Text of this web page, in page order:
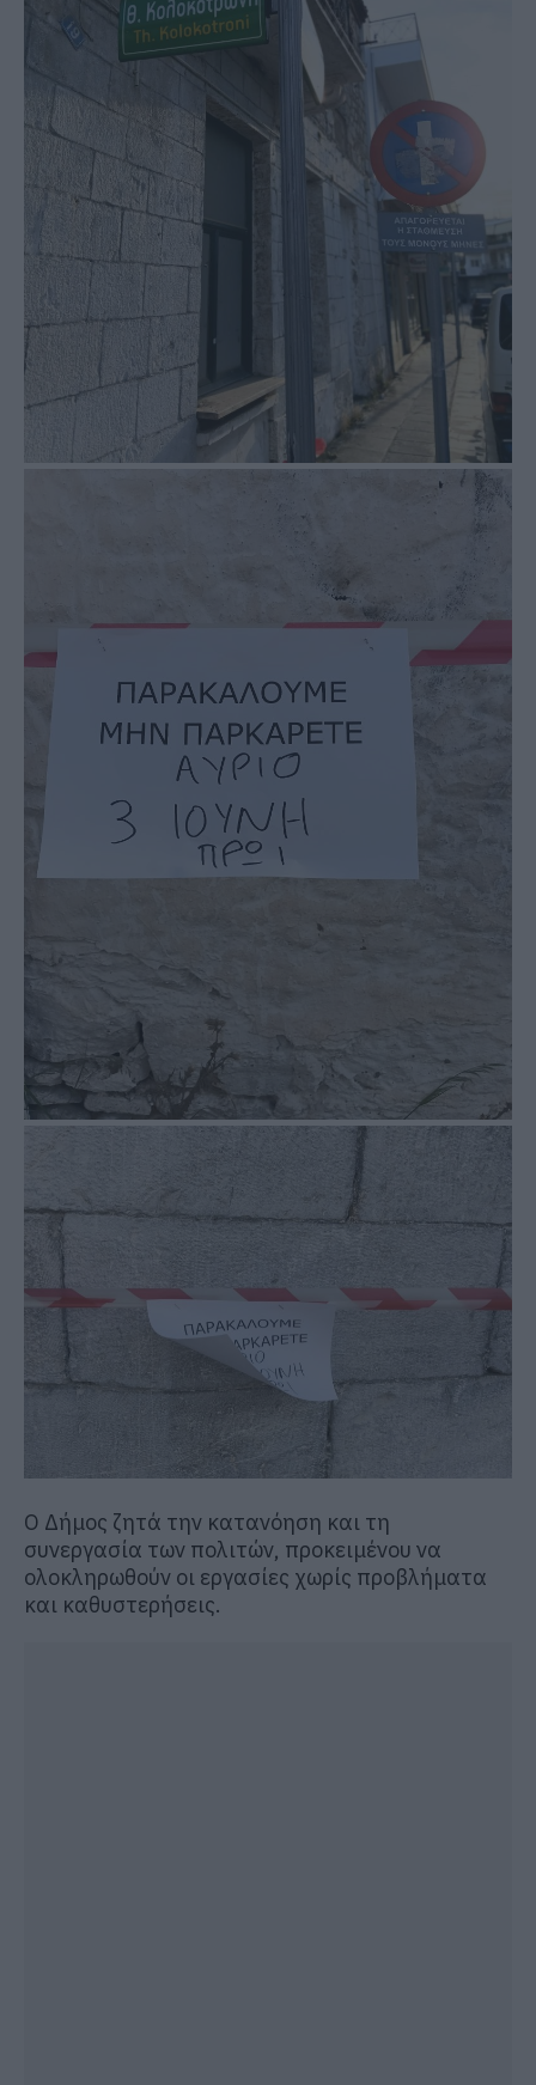
Ο Δήμος ζητά την κατανόηση και τη
συνεργασία των πολιτών, προκειμένου να
ολοκληρωθούν οι εργασίες χωρίς προβλήματα
και καθυστερήσεις.